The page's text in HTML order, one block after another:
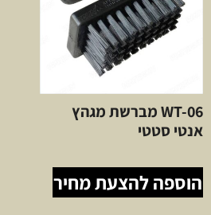
WT-06 מברשת מגהץ
אנטי סטטי
הוספה להצעת מחיר